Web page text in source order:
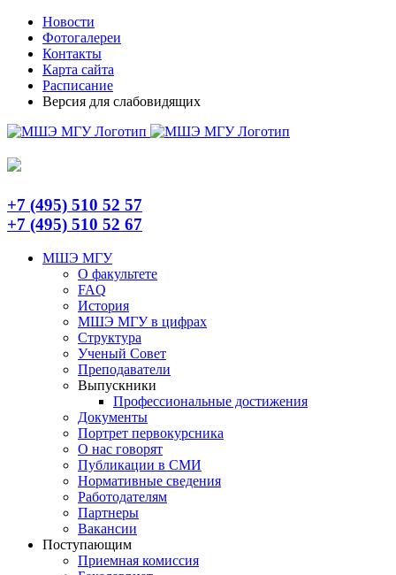
Skip
content
TelegramНовости
Фотогалереи
Контакты
Карта сайта
Расписание
Версия для слабовидящих
+7 (495) 510 52 57
+7 (495) 510 52 67
МШЭ МГУ
О факультете
FAQ
История
МШЭ МГУ в цифрах
Структура
Ученый Совет
Преподаватели
Выпускники
Профессиональные достижения
Документы
Портрет первокурсника
О нас говорят
Публикации в СМИ
Нормативные сведения
Работодателям
Партнеры
Вакансии
Поступающим
Приемная комиссия